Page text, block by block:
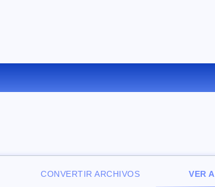
VISUALIZADOR DE
CONVERTIR ARCHIVOS VER